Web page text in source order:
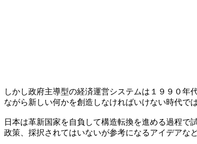
しかし政府主導型の経済運営システムは１９９０
ながら新しい何かを創造しなければいけない時代で
日本は革新国家を自負して構造転換を進める過程
政策、採択されてはいないが参考になるアイデアな